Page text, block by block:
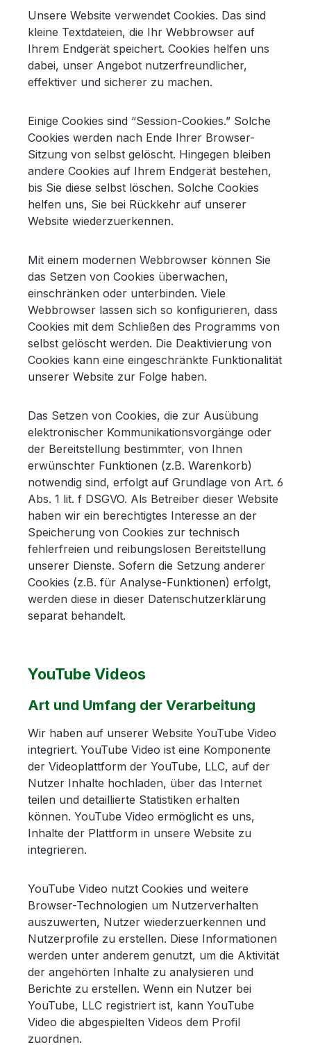
Unsere Website verwendet Cookies. Das sind
kleine Textdateien, die Ihr Webbrowser auf
Ihrem Endgerät speichert. Cookies helfen uns
dabei, unser Angebot nutzerfreundlicher,
effektiver und sicherer zu machen.
Einige Cookies sind “Session-Cookies.” Solche
Cookies werden nach Ende Ihrer Browser-
Sitzung von selbst gelöscht. Hingegen bleiben
andere Cookies auf Ihrem Endgerät bestehen,
bis Sie diese selbst löschen. Solche Cookies
helfen uns, Sie bei Rückkehr auf unserer
Website wiederzuerkennen.
Mit einem modernen Webbrowser können Sie
das Setzen von Cookies überwachen,
einschränken oder unterbinden. Viele
Webbrowser lassen sich so konfigurieren, dass
Cookies mit dem Schließen des Programms von
selbst gelöscht werden. Die Deaktivierung von
Cookies kann eine eingeschränkte Funktionalität
unserer Website zur Folge haben.
Das Setzen von Cookies, die zur Ausübung
elektronischer Kommunikationsvorgänge oder
der Bereitstellung bestimmter, von Ihnen
erwünschter Funktionen (z.B. Warenkorb)
notwendig sind, erfolgt auf Grundlage von Art. 6
Abs. 1 lit. f DSGVO. Als Betreiber dieser Website
haben wir ein berechtigtes Interesse an der
Speicherung von Cookies zur technisch
fehlerfreien und reibungslosen Bereitstellung
unserer Dienste. Sofern die Setzung anderer
Cookies (z.B. für Analyse-Funktionen) erfolgt,
werden diese in dieser Datenschutzerklärung
separat behandelt.
YouTube Videos
Art und Umfang der Verarbeitung
Wir haben auf unserer Website YouTube Video
integriert. YouTube Video ist eine Komponente
der Videoplattform der YouTube, LLC, auf der
Nutzer Inhalte hochladen, über das Internet
teilen und detaillierte Statistiken erhalten
können. YouTube Video ermöglicht es uns,
Inhalte der Plattform in unsere Website zu
integrieren.
YouTube Video nutzt Cookies und weitere
Browser-Technologien um Nutzerverhalten
auszuwerten, Nutzer wiederzuerkennen und
Nutzerprofile zu erstellen. Diese Informationen
werden unter anderem genutzt, um die Aktivität
der angehörten Inhalte zu analysieren und
Berichte zu erstellen. Wenn ein Nutzer bei
YouTube, LLC registriert ist, kann YouTube
Video die abgespielten Videos dem Profil
zuordnen.